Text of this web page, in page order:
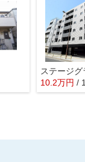
10.2万円 /